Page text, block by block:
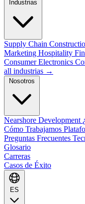
Supply Chain
Marketing Hospitality
Consumer Electronics
all industrias →
Nearshore Development
Cómo Trabajamos
Preguntas Frecuentes
Glosario
Carreras
Casos de Éxito